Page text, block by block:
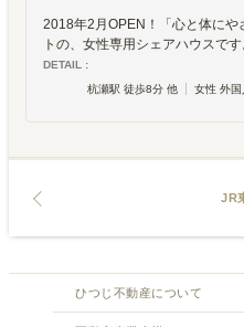
2018年2月OPEN！「心と体に
トの、女性専用シェアハウスで
DETAIL :
杭瀬駅 徒歩8分 他
女性 外国
JR
ひつじ不動産について